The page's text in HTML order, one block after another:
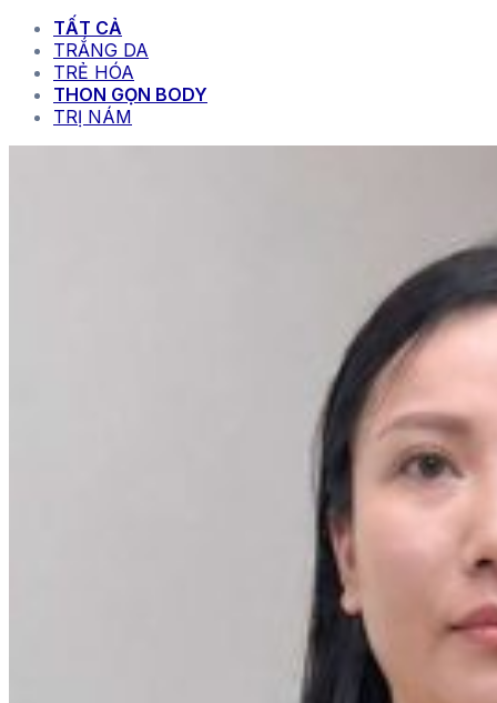
TẤT CẢ
TRẮNG DA
TRẺ HÓA
THON GỌN BODY
TRỊ NÁM